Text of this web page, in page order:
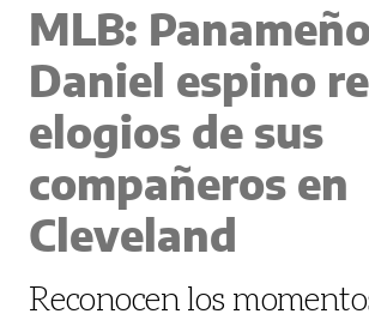
MLB: Panameño
Daniel espino
elogios de sus
compañeros en
Cleveland
Reconocen los